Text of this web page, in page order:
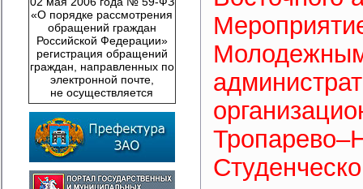
«О порядке рассмотрения
обращений граждан
Российской Федерации»
регистрация обращений
граждан, направленных по
электронной почте,
не осуществляется